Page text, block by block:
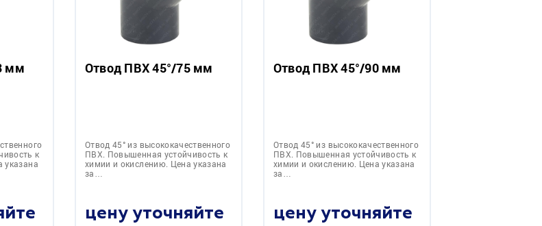
мм
к
указана
Отвод ПВХ 45°/75 мм
Отвод 45° из высококачественного
ПВХ. Повышенная устойчивость к
химии и окислению. Цена указана
за…
цену уточняйте
Отвод ПВХ 45°/90 мм
Отвод 45° из высококачественного
ПВХ. Повышенная устойчивость к
химии и окислению. Цена указана
за…
цену уточняйте